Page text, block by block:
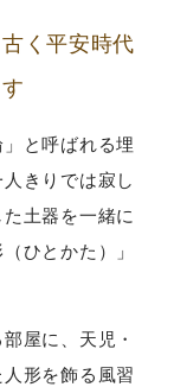
く平安時代
と呼ばれる埋
きりでは寂し
土器を一緒に
ひとかた）」
屋に、天児・
形を飾る風習